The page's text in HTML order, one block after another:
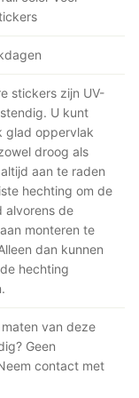
stickers zijn UV-
U kunt
glad oppervlak
droog als
aan te raden
hechting om de
alvorens de
monteren te
dan kunnen
hechting
van deze
Geen
contact met